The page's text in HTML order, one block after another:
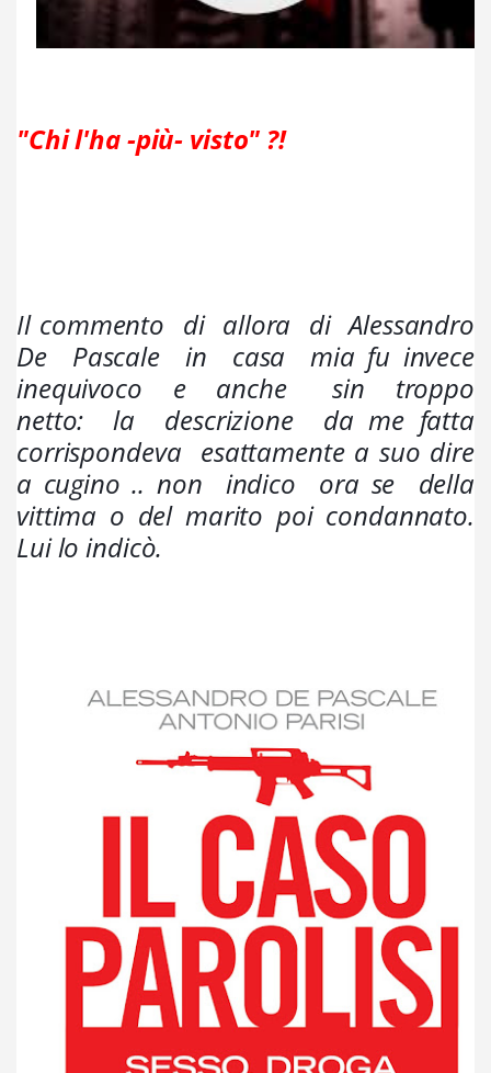
"Chi l'ha -più- visto" ?!
Il commento  di  allora  di  Alessandro
De  Pascale  in  casa  mia fu invece
inequivoco  e  anche   sin  troppo
netto:  la  descrizione  da me fatta
corrispondeva  esattamente a suo dire
a cugino .. non  indico  ora se  della
vittima o del marito poi condannato.
Lui lo indicò.